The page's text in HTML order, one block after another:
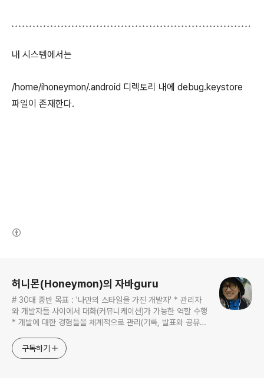
내 시스템에서는
/home/ihoneymon/.android 디렉토리 내에 debug.keystore
파일이 존재한다.
허니몬(Honeymon)의 자바guru
# 30대 중반 목표 : '나만의 스타일을 가진 개발자' * 관리자
와 개발자들 사이에서 대화(커뮤니케이션)가 가능한 역할 수행
* 개발에 대한 경험들을 체계적으로 관리(기록, 발표와 공유)
누구나 들려봤을법한 그런 개발관련 파워블로거 를 목표로 블
로그를 재편하려고 하는 중
구독하기